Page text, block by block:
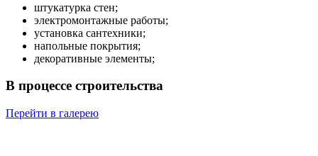
штукатурка стен;
электромонтажные работы;
установка сантехники;
напольные покрытия;
декоративные элементы;
В процессе строительства
Перейти в галерею